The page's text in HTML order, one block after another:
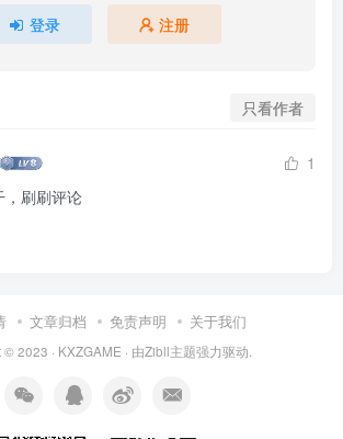
登录 注册
只看作者
1
，刷刷评论
文章归档 免责声明 关于我们
2023 · KXZGAME · 由Zibll主题强力驱动.